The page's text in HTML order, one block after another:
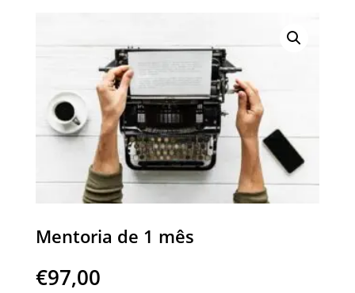
Mentoria de 1 mês
€97,00